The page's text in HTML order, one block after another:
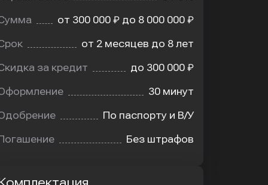
от 300 000 ₽ до 8 000 000 ₽
от 2 месяцев до 8 лет
за кредит до 300 000 ₽
30 минут
По паспорту и В/У
Без штрафов